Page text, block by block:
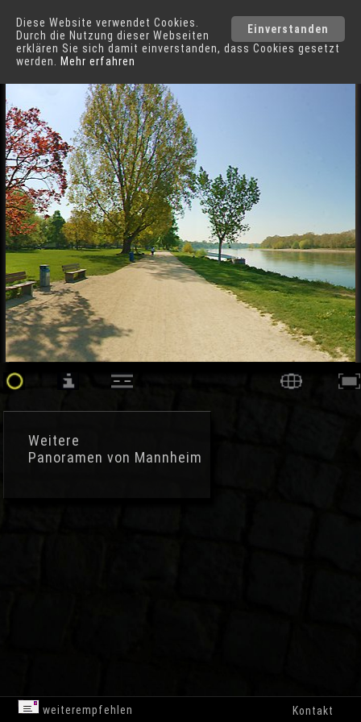
Einverstanden
Diese Website verwendet Cookies.
Durch die Nutzung dieser Webseiten
erklären Sie sich damit einverstanden, dass Cookies gesetzt
werden.
Mehr erfahren
Mannheim Städte
Weitere
Panoramen von Mannheim
weiterempfehlen Kontakt